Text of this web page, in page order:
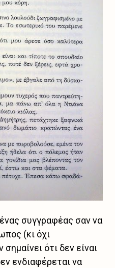
συγγραφέας σαν να
(κι όχι
ότι δεν είναι
ενδιαφέρεται να